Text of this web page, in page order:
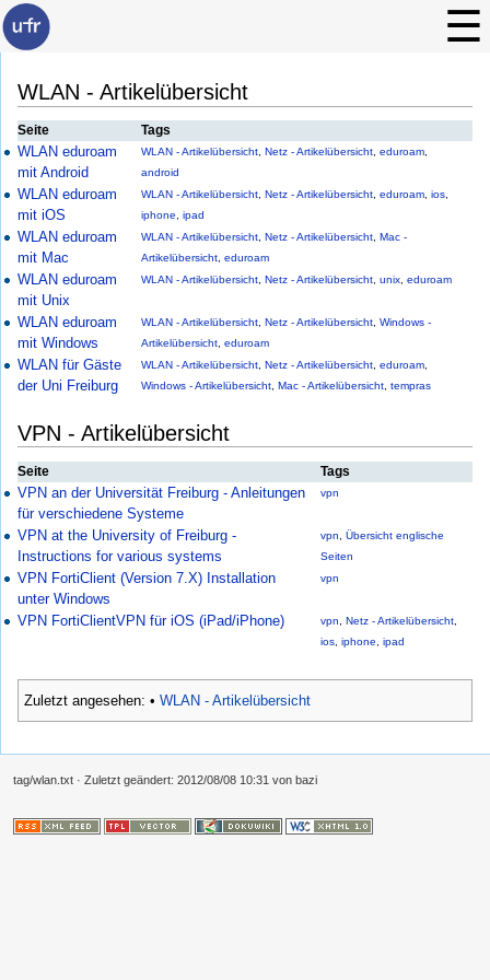
WLAN - Artikelübersicht
Seite Tags
WLAN eduroam
mit Android
WLAN - Artikelübersicht Netz - Artikelübersicht eduroam
android
WLAN eduroam
mit iOS
WLAN - Artikelübersicht Netz - Artikelübersicht eduroam ios
iphone
ipad
WLAN eduroam
mit Mac
WLAN - Artikelübersicht Netz - Artikelübersicht Mac -
Artikelübersicht eduroam
WLAN eduroam
mit Unix
WLAN - Artikelübersicht Netz - Artikelübersicht unix eduroam
WLAN eduroam
mit Windows
WLAN - Artikelübersicht Netz - Artikelübersicht Windows -
Artikelübersicht eduroam
WLAN für Gäste
der Uni Freiburg
WLAN - Artikelübersicht Netz - Artikelübersicht eduroam
Windows - Artikelübersicht Mac - Artikelübersicht tempras
VPN - Artikelübersicht
Seite Tags
VPN an der Universität Freiburg - Anleitungen
für verschiedene Systeme
vpn
VPN at the University of Freiburg -
Instructions for various systems
vpn
Übersicht englische
Seiten
VPN FortiClient (Version 7.X) Installation
unter Windows
vpn
VPN FortiClientVPN für iOS (iPad/iPhone) vpn Netz - Artikelübersicht
ios iphone ipad
Zuletzt angesehen: • WLAN - Artikelübersicht
tag/wlan.txt · Zuletzt geändert: 2012/08/08 10:31 von bazi